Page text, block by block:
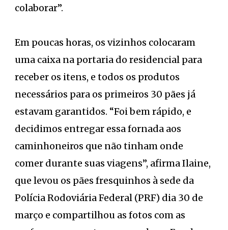
colaborar”.
Em poucas horas, os vizinhos colocaram
uma caixa na portaria do residencial para
receber os itens, e todos os produtos
necessários para os primeiros 30 pães já
estavam garantidos. “Foi bem rápido, e
decidimos entregar essa fornada aos
caminhoneiros que não tinham onde
comer durante suas viagens”, afirma Ilaine,
que levou os pães fresquinhos à sede da
Polícia Rodoviária Federal (PRF) dia 30 de
março e compartilhou as fotos com as